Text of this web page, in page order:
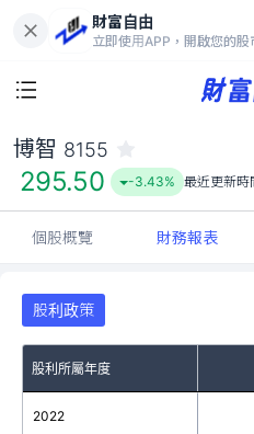
財富自由
立即使用APP，開啟您的股
295.50
-
博智 8155
295.50 -3.43% 最近更新時
個股概覽 財務報表
股利政策
股利所屬年度
2022